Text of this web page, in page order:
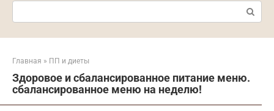
Поиск:
Главная » ПП и диеты
Здоровое и сбалансированное питание меню.
сбалансированное меню на неделю!